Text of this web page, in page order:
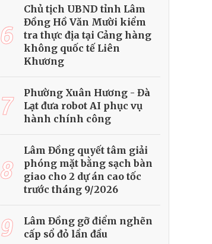
6
Chủ tịch UBND tỉnh Lâm
Đồng Hồ Văn Mười kiểm
tra thực địa tại Cảng hàng
không quốc tế Liên
Khương
7
Phường Xuân Hương - Đà
Lạt đưa robot AI phục vụ
hành chính công
8
Lâm Đồng quyết tâm giải
phóng mặt bằng sạch bàn
giao cho 2 dự án cao tốc
trước tháng 9/2026
9
Lâm Đồng gỡ điểm nghẽn
cấp sổ đỏ lần đầu